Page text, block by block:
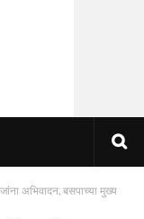
अभिवादन; बसपाच्या मुख्य